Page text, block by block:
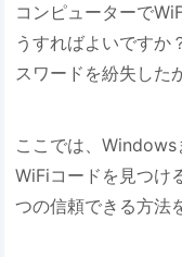
コンピューターで
うすればよいですか
スワードを紛失した
ここでは、
WiFiコードを見つけ
つの信頼できる方法